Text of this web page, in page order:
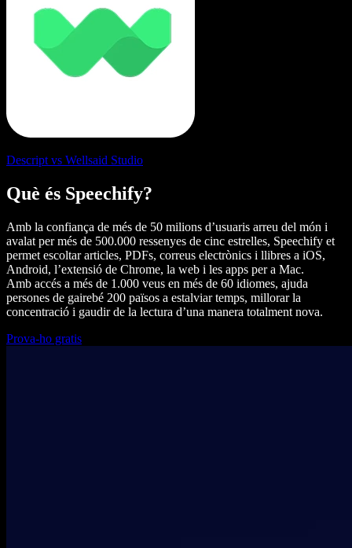
Descript vs Wellsaid Studio
Què és Speechify?
Amb la confiança de més de 50 milions d’usuaris arreu del món i
avalat per més de 500.000 ressenyes de cinc estrelles, Speechify et
permet escoltar articles, PDFs, correus electrònics i llibres a iOS,
Android, l’extensió de Chrome, la web i les apps per a Mac.
Amb accés a més de 1.000 veus en més de 60 idiomes, ajuda
persones de gairebé 200 països a estalviar temps, millorar la
concentració i gaudir de la lectura d’una manera totalment nova.
Prova-ho gratis